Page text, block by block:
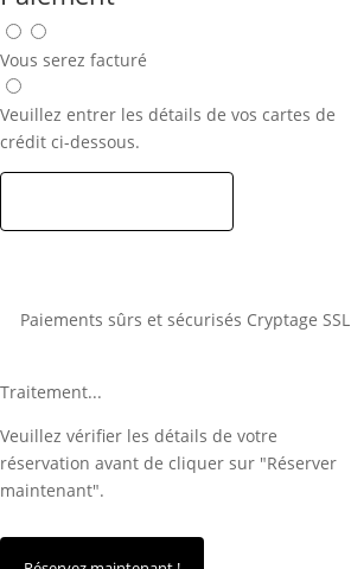
Vous serez facturé
Veuillez entrer les détails de vos cartes de
crédit ci-dessous.
Paiements sûrs et sécurisés Cryptage SSL
Traitement...
Veuillez vérifier les détails de votre
réservation avant de cliquer sur "Réserver
maintenant".